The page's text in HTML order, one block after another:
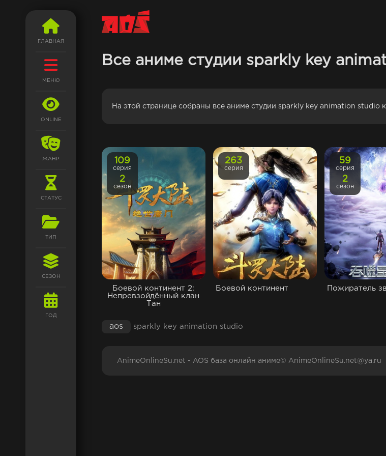
ГЛАВНАЯ
МЕНЮ
ONLINE
ЖАНР
СТАТУС
ТИП
СЕЗОН
ГОД
Все аниме студии sparkly key
На этой странице собраны все аниме студии sparkly key animation studio
Боевой континент 2:
Непревзойдённый клан
Тан
109
серия
2
сезон
Боевой континент
263
серия
Пожиратель
59
серия
2
сезон
aos sparkly key animation studio
AnimeOnlineSu.net - AOS база онлайн аниме© AnimeOnlineSu.net@ya.ru